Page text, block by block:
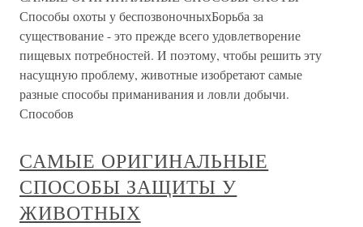
Способы охоты у беспозвоночныхБорьба за
существование - это прежде всего удовлетворение
пищевых потребностей. И поэтому, чтобы решить эту
насущную проблему, животные изобретают самые
разные способы приманивания и ловли добычи.
Способов
САМЫЕ ОРИГИНАЛЬНЫЕ
СПОСОБЫ ЗАЩИТЫ У
ЖИВОТНЫХ